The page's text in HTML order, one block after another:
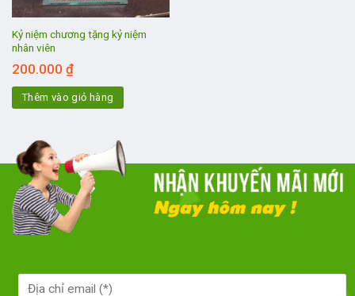
Kỷ niệm chương tặng kỷ niệm
nhân viên
200.000 ₫
Thêm vào giỏ hàng